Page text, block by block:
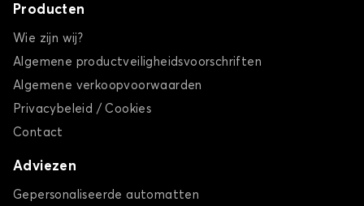
Producten
Wie zijn wij?
Algemene productveiligheidsvoorschriften
Algemene verkoopvoorwaarden
Privacybeleid / Cookies
Contact
Adviezen
Gepersonaliseerde automatten